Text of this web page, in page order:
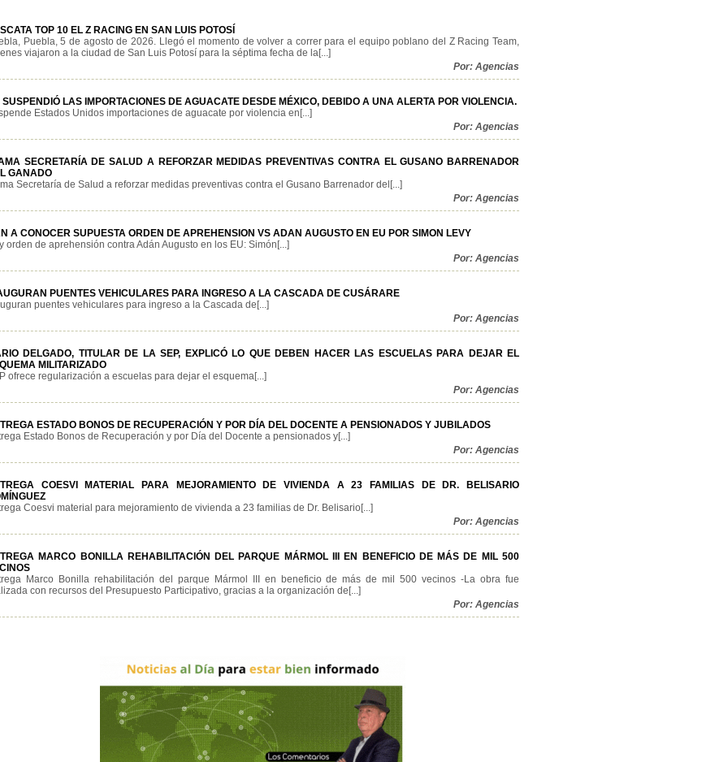
TOP 10 EL Z RACING EN SAN LUIS POTOSÍ
Puebla, 5 de agosto de 2026. Llegó el momento de volver a correr para el equipo poblano del Z Racing Team,
viajaron a la ciudad de San Luis Potosí para la séptima fecha de la[...]
Por: Agencias
SUSPENDIÓ LAS IMPORTACIONES DE AGUACATE DESDE MÉXICO, DEBIDO A UNA ALERTA POR VIOLENCIA.
Estados Unidos importaciones de aguacate por violencia en[...]
Por: Agencias
SECRETARÍA DE SALUD A REFORZAR MEDIDAS PREVENTIVAS CONTRA EL GUSANO BARRENADOR
GANADO
Secretaría de Salud a reforzar medidas preventivas contra el Gusano Barrenador del[...]
Por: Agencias
A CONOCER SUPUESTA ORDEN DE APREHENSION VS ADAN AUGUSTO EN EU POR SIMON LEVY
orden de aprehensión contra Adán Augusto en los EU: Simón[...]
Por: Agencias
PUENTES VEHICULARES PARA INGRESO A LA CASCADA DE CUSÁRARE
puentes vehiculares para ingreso a la Cascada de[...]
Por: Agencias
DELGADO, TITULAR DE LA SEP, EXPLICÓ LO QUE DEBEN HACER LAS ESCUELAS PARA DEJAR EL
MILITARIZADO
ofrece regularización a escuelas para dejar el esquema[...]
Por: Agencias
ESTADO BONOS DE RECUPERACIÓN Y POR DÍA DEL DOCENTE A PENSIONADOS Y JUBILADOS
Estado Bonos de Recuperación y por Día del Docente a pensionados y[...]
Por: Agencias
COESVI MATERIAL PARA MEJORAMIENTO DE VIVIENDA A 23 FAMILIAS DE DR. BELISARIO
Coesvi material para mejoramiento de vivienda a 23 familias de Dr. Belisario[...]
Por: Agencias
MARCO BONILLA REHABILITACIÓN DEL PARQUE MÁRMOL III EN BENEFICIO DE MÁS DE MIL 500
Marco Bonilla rehabilitación del parque Mármol III en beneficio de más de mil 500 vecinos -La obra fue
con recursos del Presupuesto Participativo, gracias a la organización de[...]
Por: Agencias